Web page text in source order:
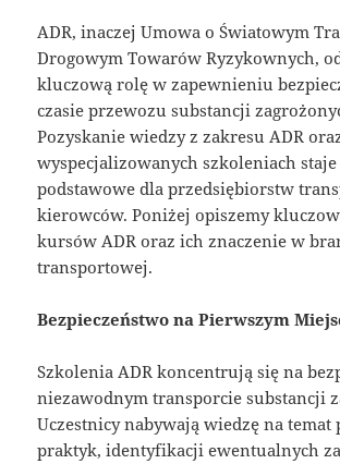
ADR, inaczej Umowa o Światowym
Drogowym Towarów Ryzykownych,
kluczową rolę w zapewnieniu
czasie przewozu substancji
Pozyskanie wiedzy z zakresu ADR
wyspecjalizowanych szkoleniach staje
podstawowe dla przedsiębiorstw
kierowców. Poniżej opiszemy
kursów ADR oraz ich znaczenie w
transportowej.
Bezpieczeństwo na Pierwszym
Szkolenia ADR koncentrują się na
niezawodnym transporcie substancji
Uczestnicy nabywają wiedzę na temat
praktyk, identyfikacji ewentualnych